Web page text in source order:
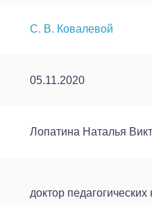
С. В. Ковалевой
05.11.2020
Лопатина Наталья
доктор педагогических